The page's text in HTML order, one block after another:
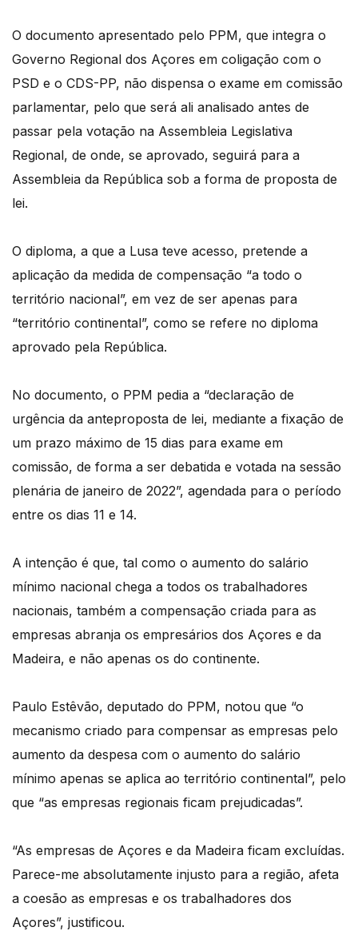
O documento apresentado pelo PPM, que integra o
Governo Regional dos Açores em coligação com o
PSD e o CDS-PP, não dispensa o exame em comissão
parlamentar, pelo que será ali analisado antes de
passar pela votação na Assembleia Legislativa
Regional, de onde, se aprovado, seguirá para a
Assembleia da República sob a forma de proposta de
lei.
O diploma, a que a Lusa teve acesso, pretende a
aplicação da medida de compensação “a todo o
território nacional”, em vez de ser apenas para
“território continental”, como se refere no diploma
aprovado pela República.
No documento, o PPM pedia a “declaração de
urgência da anteproposta de lei, mediante a fixação de
um prazo máximo de 15 dias para exame em
comissão, de forma a ser debatida e votada na sessão
plenária de janeiro de 2022”, agendada para o período
entre os dias 11 e 14.
A intenção é que, tal como o aumento do salário
mínimo nacional chega a todos os trabalhadores
nacionais, também a compensação criada para as
empresas abranja os empresários dos Açores e da
Madeira, e não apenas os do continente.
Paulo Estêvão, deputado do PPM, notou que “o
mecanismo criado para compensar as empresas pelo
aumento da despesa com o aumento do salário
mínimo apenas se aplica ao território continental”, pelo
que “as empresas regionais ficam prejudicadas”.
“As empresas de Açores e da Madeira ficam excluídas.
Parece-me absolutamente injusto para a região, afeta
a coesão as empresas e os trabalhadores dos
Açores”, justificou.